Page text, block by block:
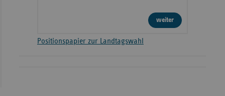
weiter
Positionspapier zur Landtagswahl